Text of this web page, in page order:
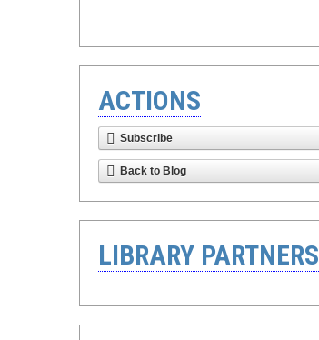
ACTIONS
Subscribe
Back to Blog
LIBRARY PARTNERS